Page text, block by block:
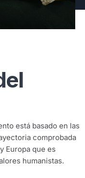
está basado en las
comprobada
Europa que es
humanistas.